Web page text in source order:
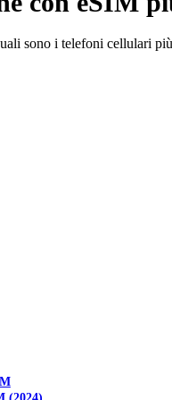
sono i telefoni cellulari
(2024)